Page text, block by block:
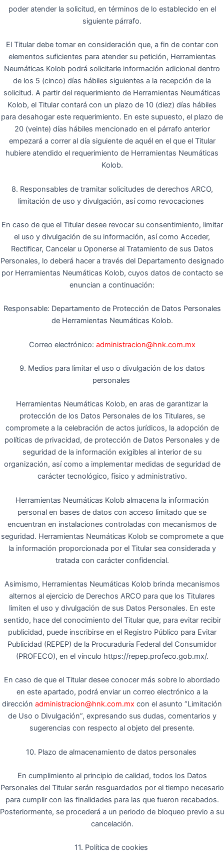
poder atender la solicitud, en términos de lo establecido en el
siguiente párrafo.
El Titular debe tomar en consideración que, a fin de contar con
elementos suficientes para atender su petición, Herramientas
Neumáticas Kolob podrá solicitarle información adicional dentro
de los 5 (cinco) días hábiles siguientes a la recepción de la
solicitud. A partir del requerimiento de Herramientas Neumáticas
Kolob, el Titular contará con un plazo de 10 (diez) días hábiles
para desahogar este requerimiento. En este supuesto, el plazo de
20 (veinte) días hábiles mencionado en el párrafo anterior
empezará a correr al día siguiente de aquél en el que el Titular
hubiere atendido el requerimiento de Herramientas Neumáticas
Kolob.
8. Responsables de tramitar solicitudes de derechos ARCO,
limitación de uso y divulgación, así como revocaciones
En caso de que el Titular desee revocar su consentimiento, limitar
el uso y divulgación de su información, así como Acceder,
Rectificar, Cancelar u Oponerse al Tratamiento de sus Datos
Personales, lo deberá hacer a través del Departamento designado
por Herramientas Neumáticas Kolob, cuyos datos de contacto se
enuncian a continuación:
Responsable: Departamento de Protección de Datos Personales
de Herramientas Neumáticas Kolob.
Correo electrónico: administracion@hnk.com.mx
9. Medios para limitar el uso o divulgación de los datos
personales
Herramientas Neumáticas Kolob, en aras de garantizar la
protección de los Datos Personales de los Titulares, se
compromete a la celebración de actos jurídicos, la adopción de
políticas de privacidad, de protección de Datos Personales y de
seguridad de la información exigibles al interior de su
organización, así como a implementar medidas de seguridad de
carácter tecnológico, físico y administrativo.
Herramientas Neumáticas Kolob almacena la información
personal en bases de datos con acceso limitado que se
encuentran en instalaciones controladas con mecanismos de
seguridad. Herramientas Neumáticas Kolob se compromete a que
la información proporcionada por el Titular sea considerada y
tratada con carácter confidencial.
Asimismo, Herramientas Neumáticas Kolob brinda mecanismos
alternos al ejercicio de Derechos ARCO para que los Titulares
limiten el uso y divulgación de sus Datos Personales. En este
sentido, hace del conocimiento del Titular que, para evitar recibir
publicidad, puede inscribirse en el Registro Público para Evitar
Publicidad (REPEP) de la Procuraduría Federal del Consumidor
(PROFECO), en el vínculo https://repep.profeco.gob.mx/.
En caso de que el Titular desee conocer más sobre lo abordado
en este apartado, podrá enviar un correo electrónico a la
dirección administracion@hnk.com.mx con el asunto “Limitación
de Uso o Divulgación”, expresando sus dudas, comentarios y
sugerencias con respecto al objeto del presente.
10. Plazo de almacenamiento de datos personales
En cumplimiento al principio de calidad, todos los Datos
Personales del Titular serán resguardados por el tiempo necesario
para cumplir con las finalidades para las que fueron recabados.
Posteriormente, se procederá a un periodo de bloqueo previo a su
cancelación.
11. Política de cookies